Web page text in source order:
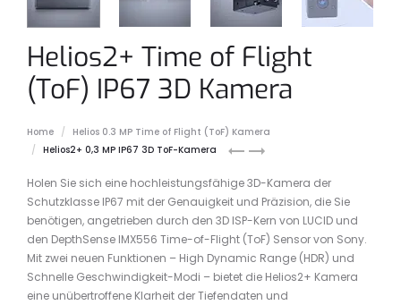
Helios2+ Time of Flight
(ToF) IP67 3D Kamera
Home
Helios 0.3 MP Time of Flight (ToF) Kamera
Helios2+ 0,3 MP IP67 3D ToF-Kamera
Helios2
RGB
Kit
Holen Sie sich eine hochleistungsfähige 3D-Kamera der
Schutzklasse IP67 mit der Genauigkeit und Präzision, die Sie
benötigen, angetrieben durch den 3D ISP-Kern von LUCID und
den DepthSense IMX556 Time-of-Flight (ToF) Sensor von Sony.
Mit zwei neuen Funktionen – High Dynamic Range (HDR) und
Schnelle Geschwindigkeit-Modi – bietet die Helios2+ Kamera
eine unübertroffene Klarheit der Tiefendaten und